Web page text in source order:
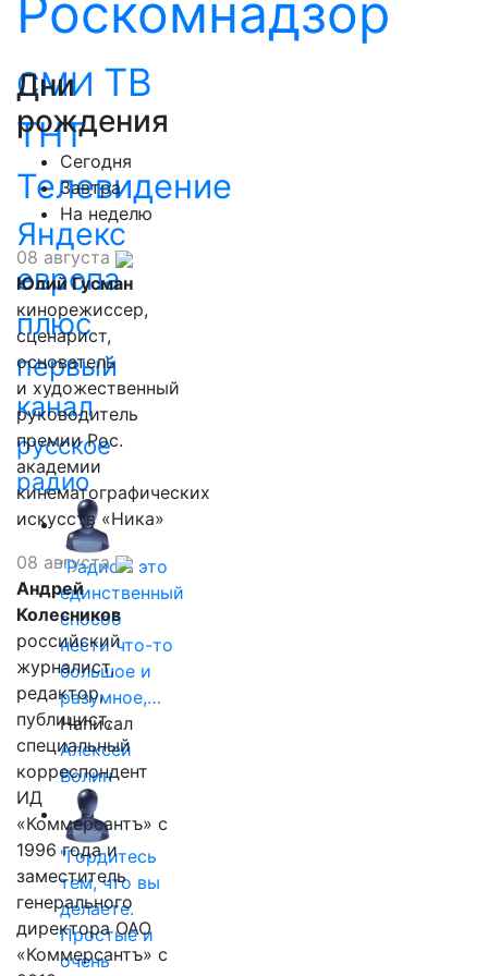
Роскомнадзор
СМИ ТВ
ТНТ
Телевидение
Яндекс
европа
плюс
первый
канал
русское
радио
"Радио - это
единственный
способ
нести что-то
большое и
разумное,…
Написал
Алексей
Волин
"Гордитесь
тем, что вы
делаете.
Простые и
очень
Дни
рождения
Сегодня
Завтра
На неделю
08 августа
Юлий Гусман
кинорежиссер,
сценарист,
основатель
и художественный
руководитель
премии Рос.
академии
кинематографических
искусств «Ника»
08 августа
Андрей
Колесников
российский
журналист,
редактор,
публицист,
специальный
корреспондент
ИД
«Коммерсантъ» с
1996 года и
заместитель
генерального
директора ОАО
«Коммерсантъ» с